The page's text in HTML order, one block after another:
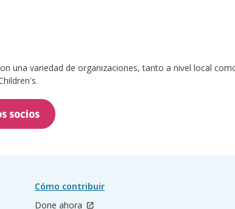
una variedad de organizaciones, tanto a nivel local
socios
Cómo contribuir
Done ahora